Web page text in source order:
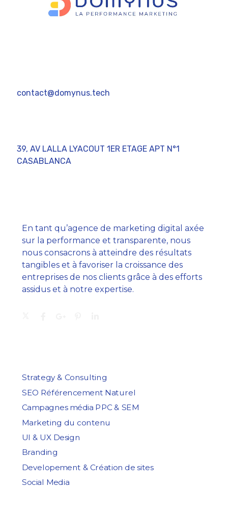
contact@domynus.tech
39, AV LALLA LYACOUT 1ER ETAGE APT N°1
CASABLANCA
En tant qu’agence de marketing digital axée
sur la performance et transparente, nous
nous consacrons à atteindre des résultats
tangibles et à favoriser la croissance des
entreprises de nos clients grâce à des efforts
assidus et à notre expertise.
Strategy & Consulting
SEO Référencement Naturel
Campagnes média PPC & SEM
Marketing du contenu
UI & UX Design
Branding
Developement & Création de sites
Social Media